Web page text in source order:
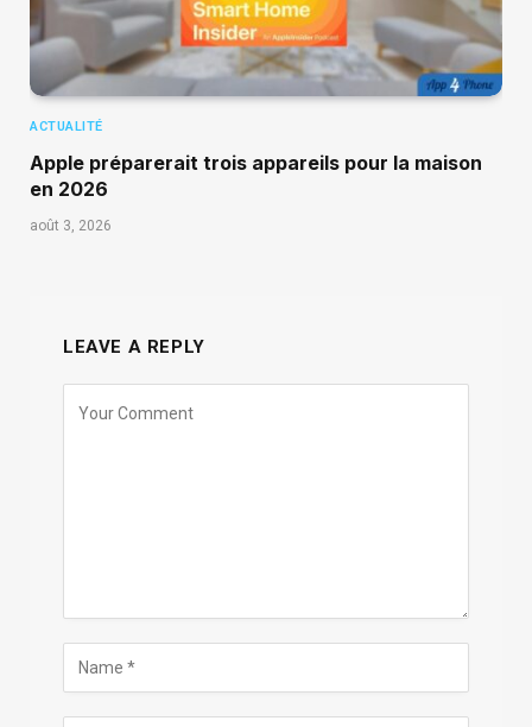
ACTUALITÉ
Apple préparerait trois appareils pour la maison
en 2026
août 3, 2026
LEAVE A REPLY